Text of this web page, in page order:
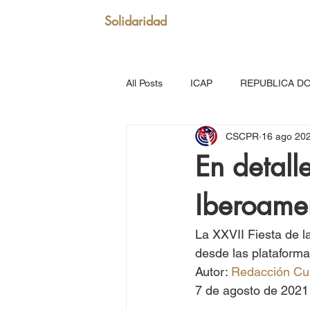
Solidaridad
All Posts ICAP REPUBLICA
SAN VICENTE Y GRANADINAS
MARTINICA
Puerto Rico: Somos Caribe
En
CSCPR 16 ago
La XXVII Fiesta de
desde las
Autor: Redacción
7 de agosto de